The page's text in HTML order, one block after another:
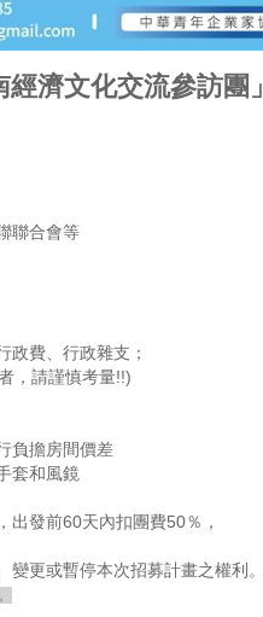
濟文化交流參訪團」
聯合會等
政費、行政雜支；
，請謹慎考量!!)
負擔房間價差
套和風鏡
發前60天內扣團費50％，
更或暫停本次招募計畫之權利。
。